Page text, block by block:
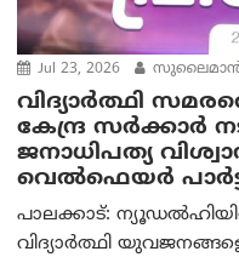
Jul 23, 2026
വിദ്യാർത്ഥി
കേന്ദ്ര സർക്കാർ
ജനാധിപത്യ
വെൽഫെയർ
പാലക്കാട്:
വിദ്യാർത്ഥി